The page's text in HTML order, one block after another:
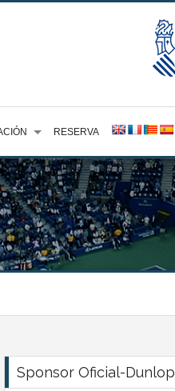
RESERVA
Sponsor Oficial-Dunlop